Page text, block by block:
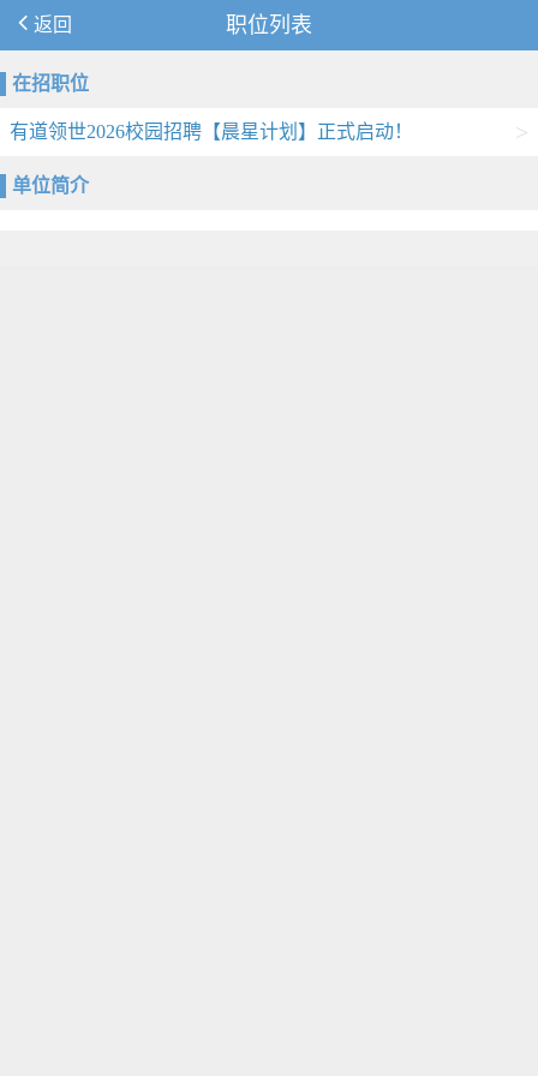
返回 职位列表
在招职位
有道领世2026校园招聘【晨星计划】正式启动！ >
单位简介